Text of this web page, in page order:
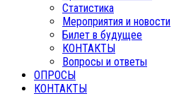
Статистика
Мероприятия и новости
Билет в будущее
КОНТАКТЫ
Вопросы и ответы
ОПРОСЫ
КОНТАКТЫ